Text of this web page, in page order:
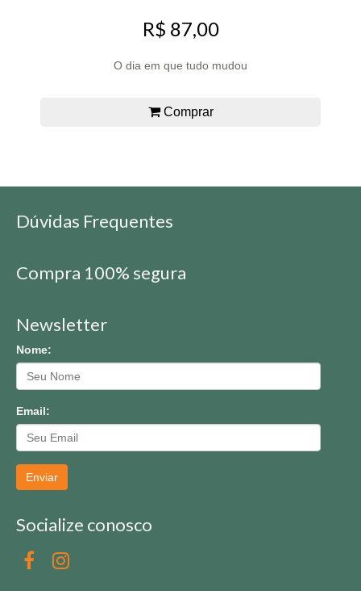
R$ 87,00
O dia em que tudo mudou
Comprar
Dúvidas Frequentes
Compra 100% segura
Newsletter
Nome:
Email:
Enviar
Socialize conosco